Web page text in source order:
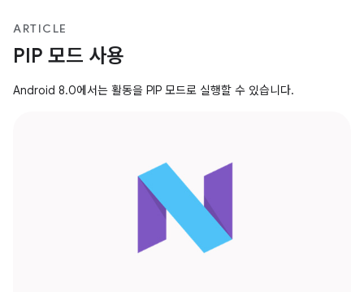
ARTICLE
PIP 모드 사용
Android 8.0에서는 활동을 PIP 모드로 실행할 수 있습니다.